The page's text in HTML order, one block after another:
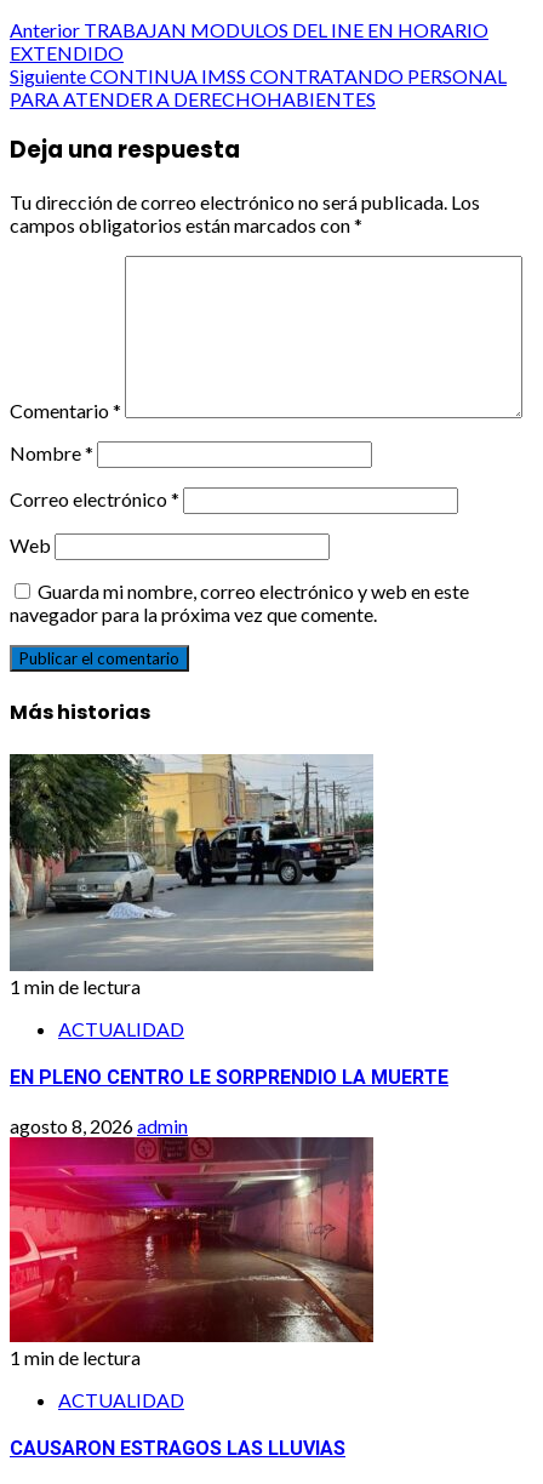
Post
navigation
Anterior TRABAJAN MODULOS DEL INE EN HORARIO
EXTENDIDO
SiguienteCONTINUA IMSS CONTRATANDO PERSONAL
PARA ATENDER A DERECHOHABIENTES
Deja una respuesta
Tu dirección de correo electrónico no será publicada. Los
campos obligatorios están marcados con*
Comentario*
Nombre*
Correo electrónico*
Web
Guarda mi nombre, correo electrónico y web en este
navegador para la próxima vez que comente.
Más historias
1 min de lectura
ACTUALIDAD
EN PLENO CENTRO LE SORPRENDIO LA MUERTE
agosto 8, 2026admin
1 min de lectura
ACTUALIDAD
CAUSARON ESTRAGOS LAS LLUVIAS